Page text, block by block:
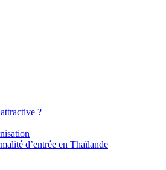
?
d’entrée en Thaïlande